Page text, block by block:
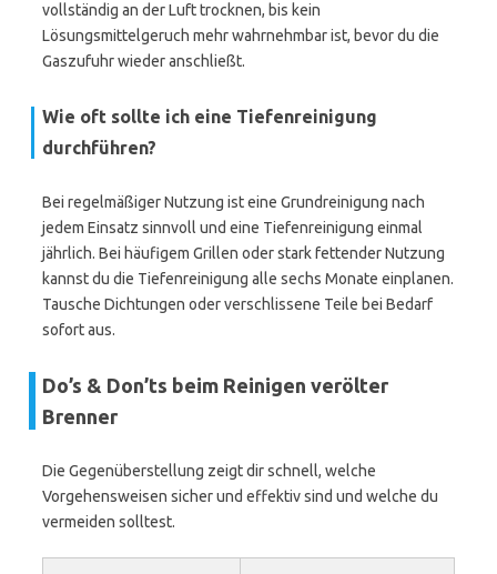
vollständig an der Luft trocknen, bis kein
Lösungsmittelgeruch mehr wahrnehmbar ist, bevor du die
Gaszufuhr wieder anschließt.
Wie oft sollte ich eine Tiefenreinigung
durchführen?
Bei regelmäßiger Nutzung ist eine Grundreinigung nach
jedem Einsatz sinnvoll und eine Tiefenreinigung einmal
jährlich. Bei häufigem Grillen oder stark fettender Nutzung
kannst du die Tiefenreinigung alle sechs Monate einplanen.
Tausche Dichtungen oder verschlissene Teile bei Bedarf
sofort aus.
Do’s & Don’ts beim Reinigen verölter
Brenner
Die Gegenüberstellung zeigt dir schnell, welche
Vorgehensweisen sicher und effektiv sind und welche du
vermeiden solltest.